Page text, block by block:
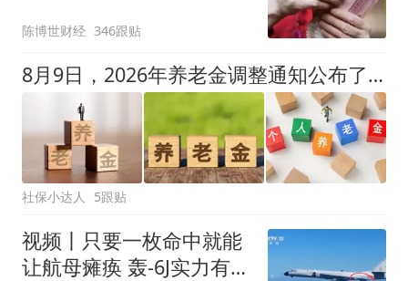
陈博世财经 346跟贴
8月9日，2026年养老金调整通知公布了吗？人均还能涨50元吗？
社保小达人 5跟贴
视频丨只要一枚命中就能
让航母瘫痪 轰-6J实力有多